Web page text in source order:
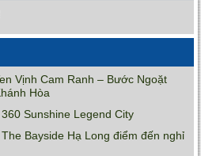
Vịnh Cam Ranh – Bước Ngoặt
Hòa
Sunshine Legend City
Bayside Hạ Long điểm đến nghỉ